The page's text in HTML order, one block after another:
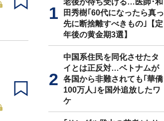
老後が待ち受ける…医師･和
田秀樹｢60代になったら真っ
先に断捨離すべきもの｣【定
年後の黄金期3選】
中国系住民を同化させたタ
イとは正反対…ベトナムが
各国から非難されても｢華僑
100万人｣を国外追放したワ
ケ